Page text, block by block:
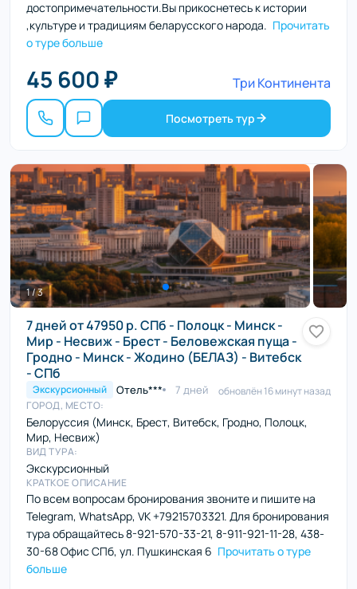
достопримечательности.Вы прикоснетесь к истории
,культуре и традициям беларусского народа. Прочитать
о туре больше
45 600 ₽ Три Континента
Посмотреть тур
7 дней от 47950 р. СПб - Полоцк - Минск -
Мир - Несвиж - Брест - Беловежская пуща -
Гродно - Минск - Жодино (БЕЛАЗ) - Витебск
- СПб
Экскурсионный Отель*** 7 дней
обновлён 16 минут назад
ГОРОД, МЕСТО:
Белоруссия (Минск, Брест, Витебск, Гродно, Полоцк,
Мир, Несвиж)
ВИД ТУРА:
Экскурсионный
КРАТКОЕ ОПИСАНИЕ
По всем вопросам бронирования звоните и пишите на
Telegram, WhatsApp, VK +79215703321. Для бронирования
тура обращайтесь 8-921-570-33-21, 8-911-921-11-28, 438-
30-68 Офис СПб, ул. Пушкинская 6 Прочитать о туре
больше
1 / 3